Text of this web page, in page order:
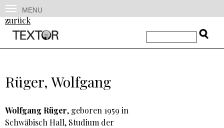
MENU
zurück
Rüger, Wolfgang
Wolfgang Rüger, geboren 1959 in
Schwäbisch Hall, Studium der